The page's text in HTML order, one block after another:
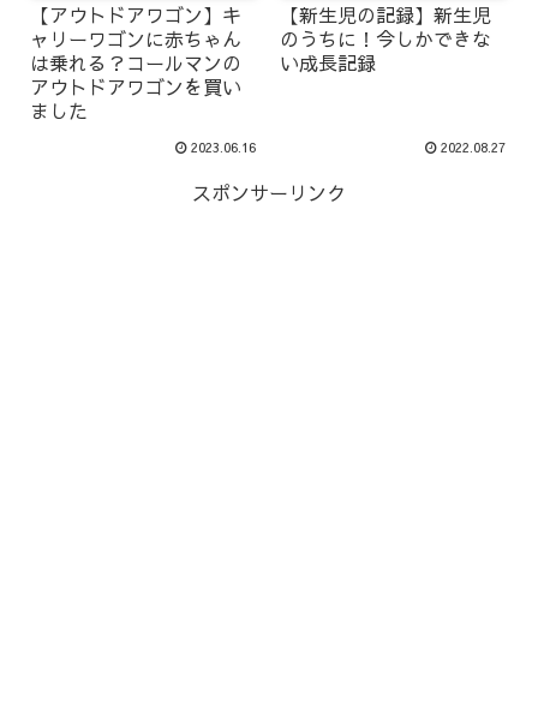
【アウトドアワゴン】キ
ャリーワゴンに赤ちゃん
は乗れる？コールマンの
アウトドアワゴンを買い
ました
2023.06.16
【新生児の記録】新生児
のうちに！今しかできな
い成長記録
2022.08.27
スポンサーリンク